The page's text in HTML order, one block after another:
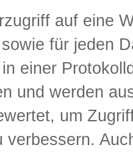
auf eine
für jeden
einer
und werden
um
verbessern.